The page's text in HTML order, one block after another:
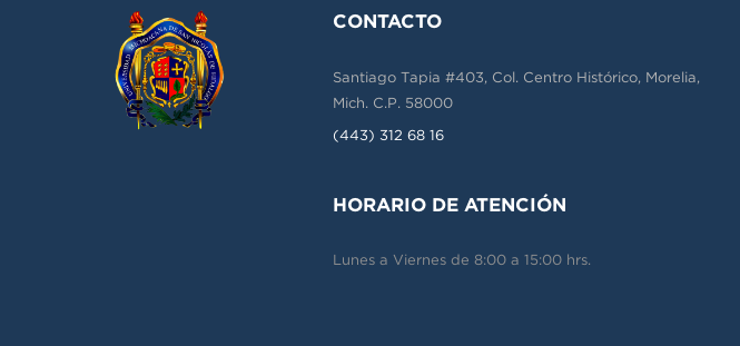
CONTACTO
Santiago Tapia #403, Col. Centro Histórico, Morelia,
Mich. C.P. 58000
(443) 312 68 16
HORARIO DE ATENCIÓN
Lunes a Viernes de 8:00 a 15:00 hrs.